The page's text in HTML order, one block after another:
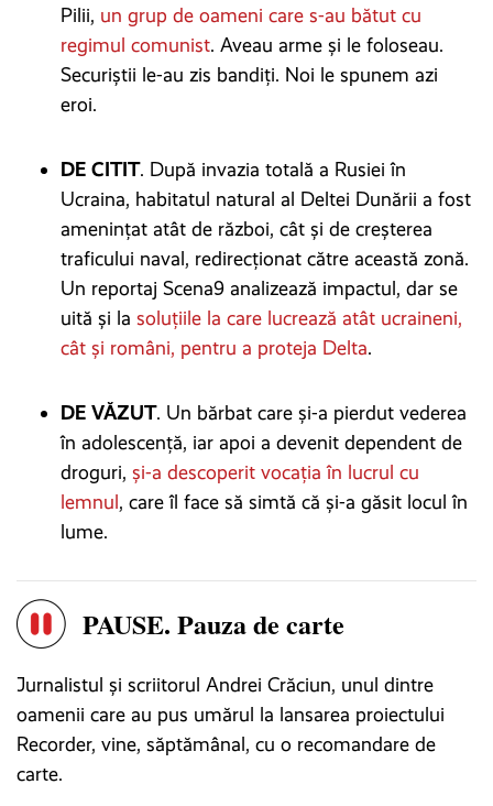
Pilii, un grup de oameni care s-au bătut cu
regimul comunist. Aveau arme și le foloseau.
Securiștii le-au zis bandiți. Noi le spunem azi
eroi.
DE CITIT. După invazia totală a Rusiei în
Ucraina, habitatul natural al Deltei Dunării a fost
amenințat atât de război, cât și de creșterea
traficului naval, redirecționat către această zonă.
Un reportaj Scena9 analizează impactul, dar se
uită și la soluțiile la care lucrează atât ucraineni,
cât și români, pentru a proteja Delta.
DE VĂZUT. Un bărbat care și-a pierdut vederea
în adolescență, iar apoi a devenit dependent de
droguri, și-a descoperit vocația în lucrul cu
lemnul, care îl face să simtă că și-a găsit locul în
lume.
PAUSE. Pauza de carte
Jurnalistul și scriitorul Andrei Crăciun, unul dintre
oamenii care au pus umărul la lansarea proiectului
Recorder, vine, săptămânal, cu o recomandare de
carte.